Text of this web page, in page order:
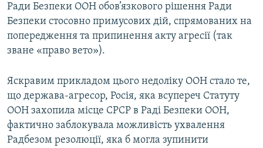
Ради Безпеки ООН обов’язкового рішення Ради
Безпеки стосовно примусових дій, спрямованих на
попередження та припинення акту агресії (так
зване «право вето»).
Яскравим прикладом цього недоліку ООН стало те,
що держава-агресор, Росія, яка всупереч Статуту
ООН захопила місце СРСР в Раді Безпеки ООН,
фактично заблокувала можливість ухвалення
Радбезом резолюції, яка б могла зупинити